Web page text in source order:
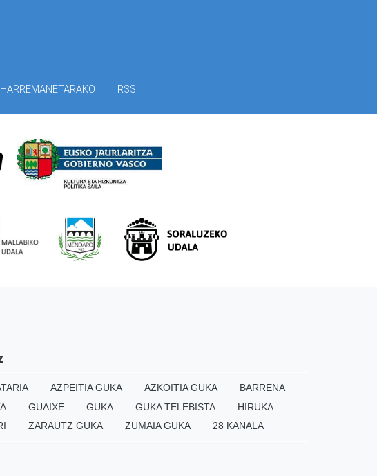
HARREMANETARAKO RSS
AZPEITIA GUKA AZKOITIA GUKA
BARRENA
GUAIXE GUKA GUKA TELEBISTA
HIRUKA
ZARAUTZ GUKA ZUMAIA GUKA 28 KANALA